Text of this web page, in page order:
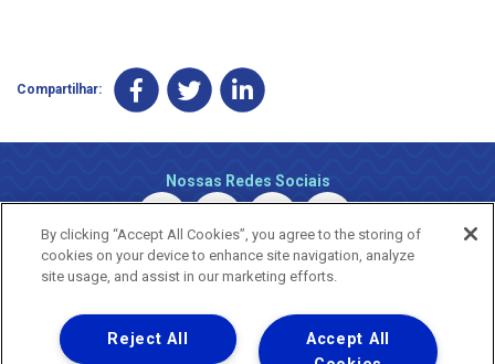
Compartilhar:
Nossas Redes Sociais
Uma empresa
Copyright ® 2026 - Todos os Direitos Reservados.
By clicking “Accept All Cookies”, you agree to the storing of
cookies on your device to enhance site navigation, analyze
site usage, and assist in our marketing efforts.
Accept All
Reject All